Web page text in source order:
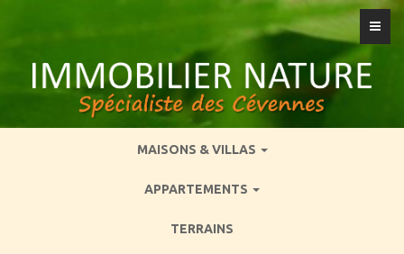
MAISONS & VILLAS
APPARTEMENTS
TERRAINS